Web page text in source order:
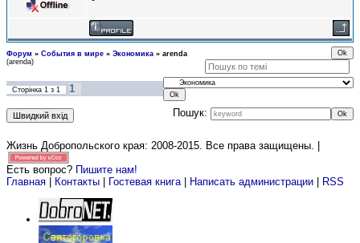
Форум » События в мире » Экономика » arenda
(arenda)
Сторінка 1 з 1
1
Пошук:
Жизнь Добропольского края: 2008-2015. Все права защищены. |
Есть вопрос? Пишите нам!
Главная
Контакты Гостевая книга| Написать администрации RSS